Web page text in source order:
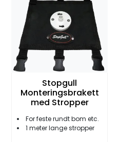
Stopgull
Monteringsbrakett
med Stropper
For feste rundt bom etc.
1 meter lange stropper